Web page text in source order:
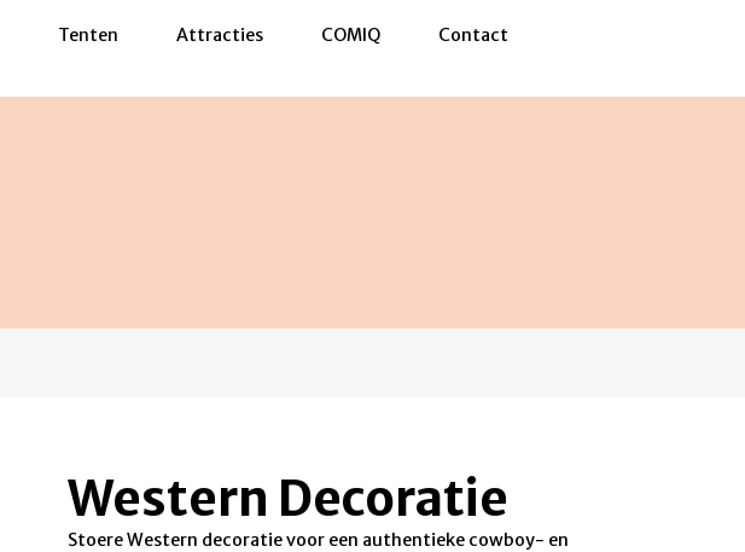
Tenten Attracties COMIQ Contact
Western Decoratie
Stoere Western decoratie voor een authentieke cowboy- en